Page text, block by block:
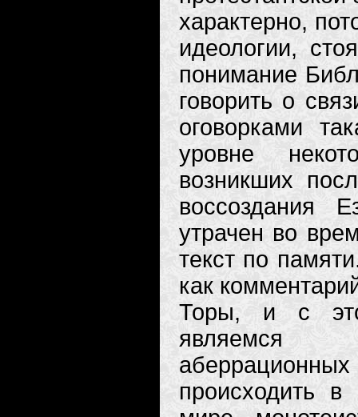
характерно,
идеологии,
понимание
говорить о
оговорками
уровне
возникших
воссоздания
утрачен во
текст по
как
Торы, и с
являемся
происходить в